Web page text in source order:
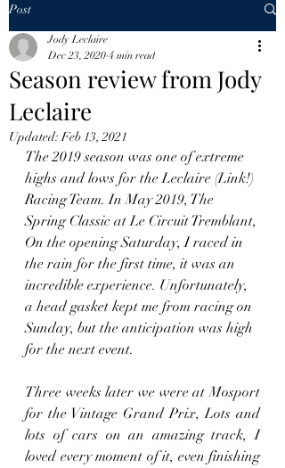
Post
Season review from Jody
Leclaire
Jody Leclaire
Dec 23, 2020 4 min read
Updated:Feb 13, 2021
The 2019 season was one of extreme
highs and lows for the Leclaire (Link!)
Racing Team. In May 2019, The
Spring Classic at Le Circuit Tremblant,
On the opening Saturday, I raced in
the rain for the first time, it was an
incredible experience. Unfortunately,
a head gasket kept me from racing on
Sunday, but the anticipation was high
for the next event.
Three weeks later we were at Mosport
for the Vintage Grand Prix, Lots and
lots of cars on an amazing track, I
loved every moment of it, even finishing